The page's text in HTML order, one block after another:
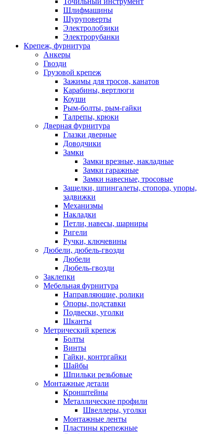
Шлифмашины
Шуруповерты
Электролобзики
Электрорубанки
Крепеж, фурнитура
Анкеры
Гвозди
Грузовой крепеж
Зажимы для тросов, канатов
Карабины, вертлюги
Коуши
Рым-болты, рым-гайки
Талрепы, крюки
Дверная фурнитура
Глазки дверные
Доводчики
Замки
Замки врезные, накладные
Замки гаражные
Замки навесные, тросовые
Защелки, шпингалеты, стопора, упоры,
задвижки
Механизмы
Накладки
Петли, навесы, шарниры
Ригели
Ручки, ключевины
Дюбели, дюбель-гвозди
Дюбели
Дюбель-гвозди
Заклепки
Мебельная фурнитура
Направляющие, ролики
Опоры, подставки
Подвески, уголки
Шканты
Метрический крепеж
Болты
Винты
Гайки, контргайки
Шайбы
Шпильки резьбовые
Монтажные детали
Кронштейны
Металлические профили
Швеллеры, уголки
Монтажные ленты
Пластины крепежные